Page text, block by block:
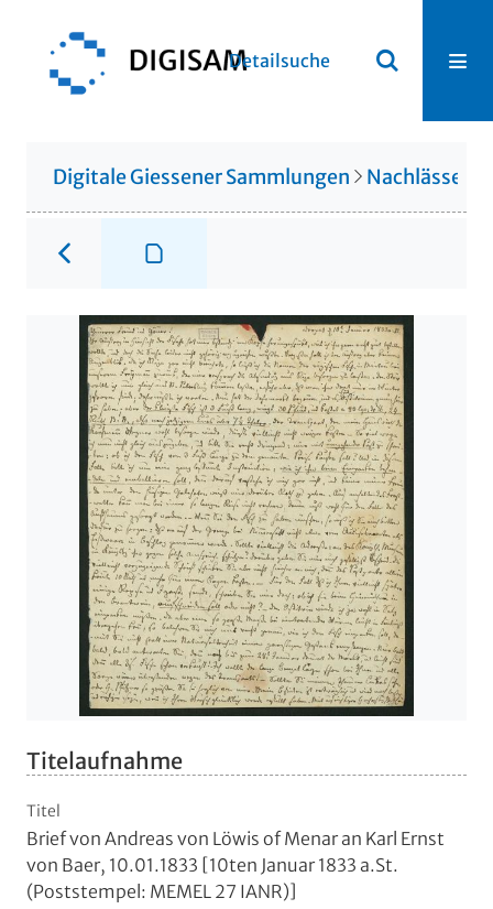
Detailsuche
Digitale Giessener Sammlungen Nachlässe
Titelaufnahme
Titel
Brief von Andreas von Löwis of Menar an Karl Ernst
von Baer, 10.01.1833 [10ten Januar 1833 a.St.
(Poststempel: MEMEL 27 IANR)]